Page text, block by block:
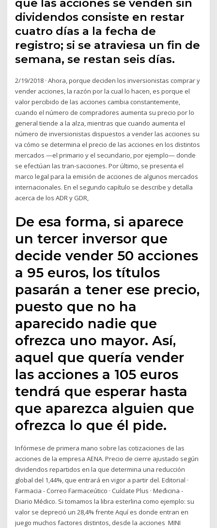
que las acciones se venden sin
dividendos consiste en restar
cuatro días a la fecha de
registro; si se atraviesa un fin de
semana, se restan seis días.
2/19/2018 · Ahora, porque deciden los inversionistas comprar y
vender acciones, la razón por la cual lo hacen, es porque el
valor percibido de las acciones cambia constantemente,
cuando el número de compradores aumenta su precio por lo
general tiende a la alza, mientras que cuando aumenta el
número de inversionistas dispuestos a vender las acciones su
va cómo se determina el precio de las acciones en los distintos
mercados —el primario y el secundario, por ejemplo— donde
se efectúan las tran-sacciones. Por último, se presenta el
marco legal para la emisión de acciones de algunos mercados
internacionales. En el segundo capítulo se describe y detalla
acerca de los ADR y GDR,
De esa forma, si aparece
un tercer inversor que
decide vender 50 acciones
a 95 euros, los títulos
pasarán a tener ese precio,
puesto que no ha
aparecido nadie que
ofrezca uno mayor. Así,
aquel que quería vender
las acciones a 105 euros
tendrá que esperar hasta
que aparezca alguien que
ofrezca lo que él pide.
Infórmese de primera mano sobre las cotizaciones de las
acciones de la empresa AENA. Precio de cierre ajustado según
dividendos repartidos en la que determina una reducción
global del 1,44%, que entrará en vigor a partir del. Editorial ·
Farmacia - Correo Farmaceútico · Cuídate Plus · Medicina -
Diario Médico. Si tomamos la libra esterlina como ejemplo: su
valor se depreció un 28,4% frente Aquí es donde entran en
juego muchos factores distintos, desde la acciones MINI